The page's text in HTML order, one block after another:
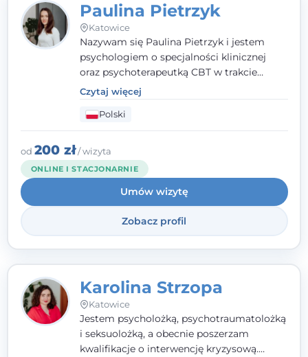
Paulina Pietrzyk
Katowice
Nazywam się Paulina Pietrzyk i jestem
psychologiem o specjalności klinicznej
oraz psychoterapeutką CBT w trakcie
szkolenia. Pracuję z dorosłymi, którzy
szukają wsparcia w trudnych momentach -
w obliczu lęku, przewlekłego stresu,
natłoku myśli, obniżonego nastroju,
wypalenia czy kryzysu, a także po prostu
chcą lepiej poznać siebie.
Czytaj więcej
Polski
od 200 zł/ wizyta
ONLINE I STACJONARNIE
Umów wizytę
Zobacz profil
Karolina Strzopa
Katowice
Jestem psycholożką, psychotraumatolożką
i seksuolożką, a obecnie poszerzam
kwalifikacje o interwencję kryzysową.